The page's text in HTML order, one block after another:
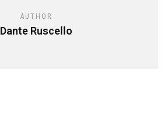
AUTHOR
Dante Ruscello